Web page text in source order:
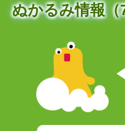
ぬかるみ情報（